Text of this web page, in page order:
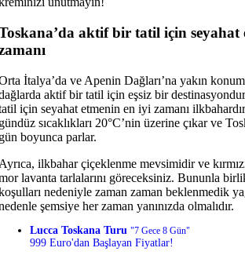
aktif bir tatil için seyahat
İtalya’da ve Apenin Dağları’na yakın
aktif bir tatil için eşsiz bir
için seyahat etmenin en iyi zamanı
sıcaklıkları 20°C’nin üzerine çıkar ve
boyunca parlar.
ilkbahar çiçeklenme mevsimidir ve
lavanta tarlalarını göreceksiniz. Bununla
nedeniyle zaman zaman beklenmedik
şemsiye her zaman yanınızda olmalıdır.
Lucca Toskana Turu "7 Gece 8 Gün"
999 Euro'dan Başlayan Fiyatlar!